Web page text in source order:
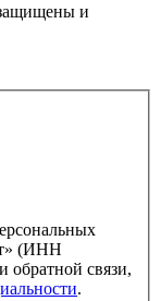
и
(ИНН
.